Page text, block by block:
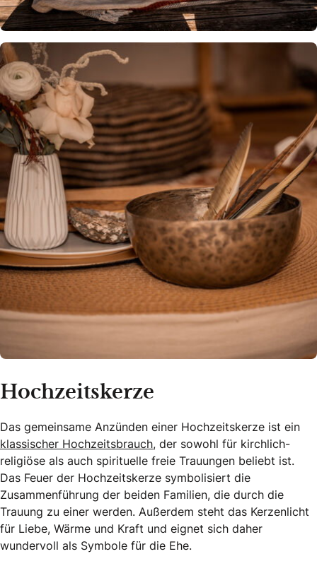
Hochzeitskerze
Das gemeinsame Anzünden einer Hochzeitskerze ist ein
klassischer Hochzeitsbrauch, der sowohl für kirchlich-
religiöse als auch spirituelle freie Trauungen beliebt ist.
Das Feuer der Hochzeitskerze symbolisiert die
Zusammenführung der beiden Familien, die durch die
Trauung zu einer werden. Außerdem steht das Kerzenlicht
für Liebe, Wärme und Kraft und eignet sich daher
wundervoll als Symbole für die Ehe.